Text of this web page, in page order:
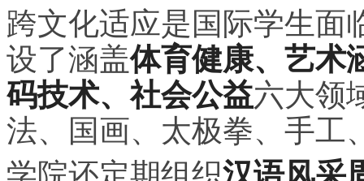
跨文化适应是国际学生面
设了涵盖体育健康、艺术
码技术、社会公益六大领
法、国画、太极拳、手工